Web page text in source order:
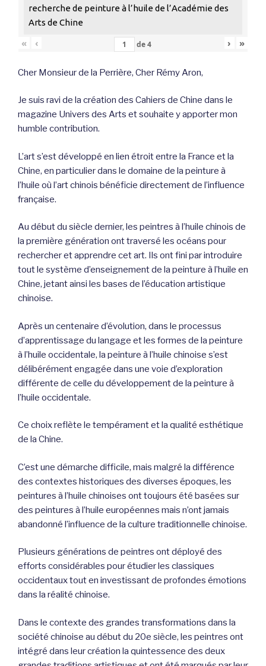
recherche de peinture à l’huile de l’Académie des
Arts de Chine
« ‹ de4 › »
Cher Monsieur de la Perrière, Cher Rémy Aron,
Je suis ravi de la création des Cahiers de Chine dans le
magazine Univers des Arts et souhaite y apporter mon
humble contribution.
L’art s’est développé en lien étroit entre la France et la
Chine, en particulier dans le domaine de la peinture à
l’huile où l’art chinois bénéficie directement de l’influence
française.
Au début du siècle dernier, les peintres à l’huile chinois de
la première génération ont traversé les océans pour
rechercher et apprendre cet art. Ils ont fini par introduire
tout le système d’enseignement de la peinture à l’huile en
Chine, jetant ainsi les bases de l’éducation artistique
chinoise.
Après un centenaire d’évolution, dans le processus
d’apprentissage du langage et les formes de la peinture
à l’huile occidentale, la peinture à l’huile chinoise s’est
délibérément engagée dans une voie d’exploration
différente de celle du développement de la peinture à
l’huile occidentale.
Ce choix reflète le tempérament et la qualité esthétique
de la Chine.
C’est une démarche difficile, mais malgré la différence
des contextes historiques des diverses époques, les
peintures à l’huile chinoises ont toujours été basées sur
des peintures à l’huile européennes mais n’ont jamais
abandonné l’influence de la culture traditionnelle chinoise.
Plusieurs générations de peintres ont déployé des
efforts considérables pour étudier les classiques
occidentaux tout en investissant de profondes émotions
dans la réalité chinoise.
Dans le contexte des grandes transformations dans la
société chinoise au début du 20e siècle, les peintres ont
intégré dans leur création la quintessence des deux